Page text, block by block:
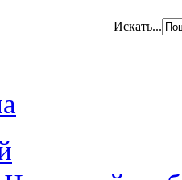
Искать...